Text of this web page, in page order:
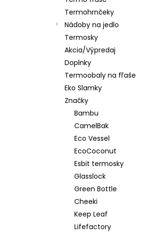
Termohrnčeky
Nádoby na jedlo
Termosky
Akcia/Výpredaj
Doplnky
Termoobaly na fľaše
Eko Slamky
Značky
Bambu
CamelBak
Eco Vessel
EcoCoconut
Esbit termosky
Glasslock
Green Bottle
Cheeki
Keep Leaf
Lifefactory
€24,90